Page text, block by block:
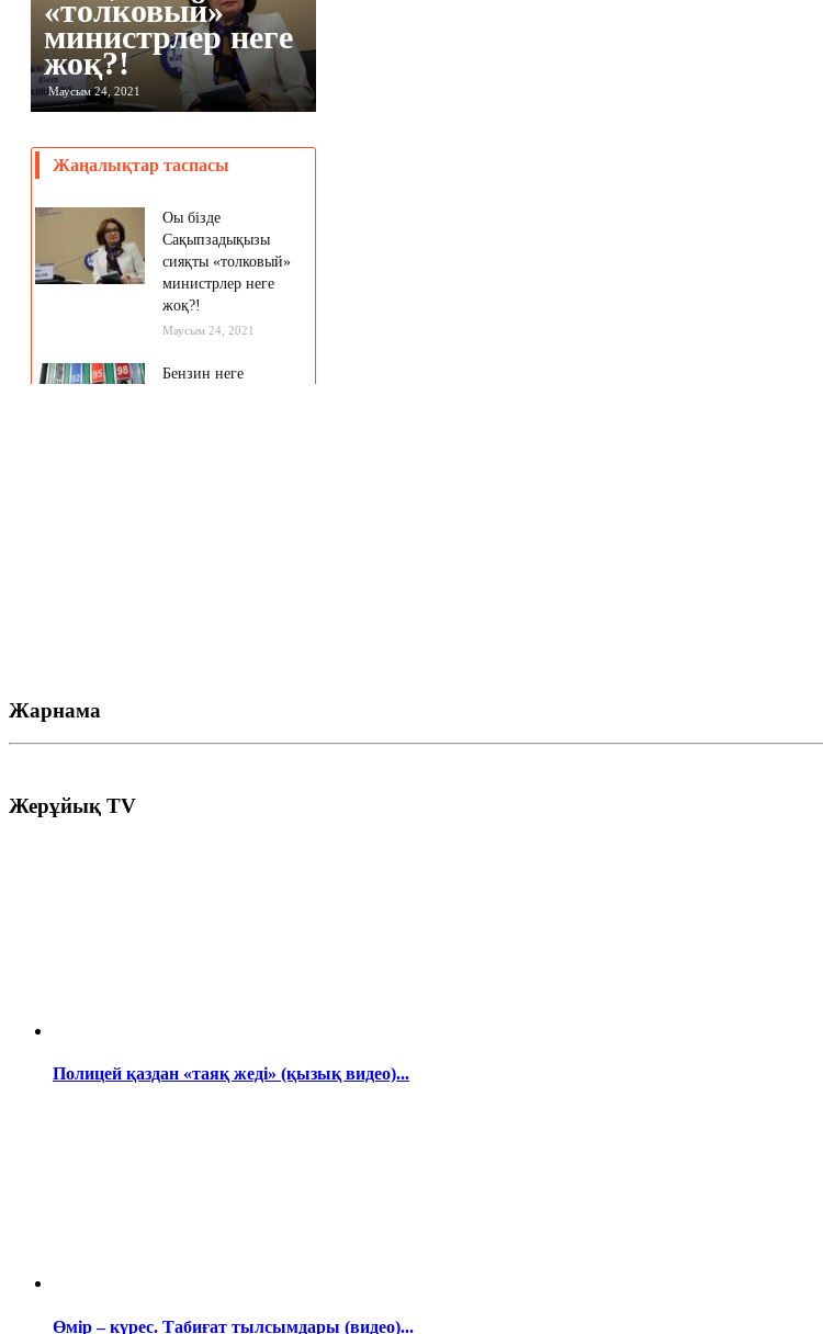
Жарнама
Жерұйық TV
Полицей қаздан «таяқ жеді» (қызық видео)...
Өмір – күрес. Табиғат тылсымдары (видео)...